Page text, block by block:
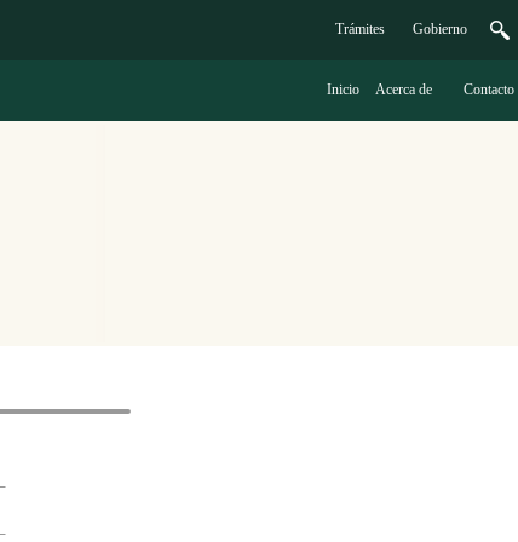
Trámites Gobierno
Inicio Acerca de Contacto